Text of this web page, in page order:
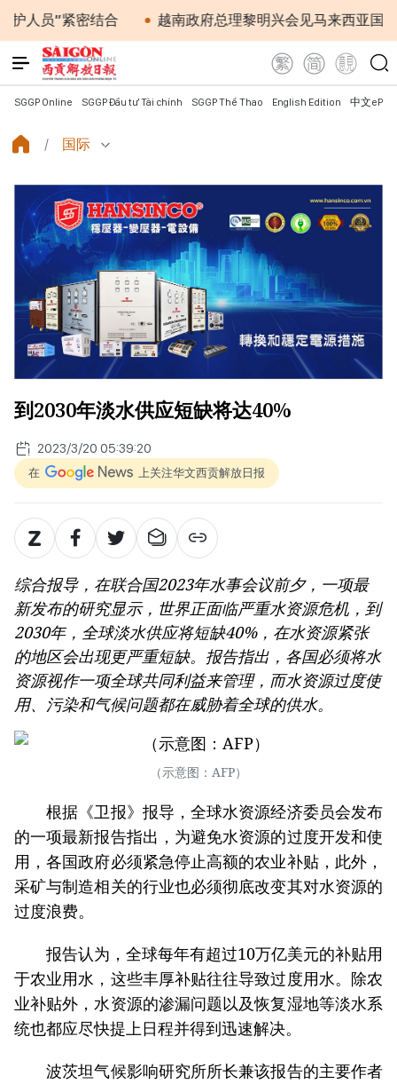
紧密结合 越南政府总理黎明兴会见马来西亚国防部长
SGGP Online SGGP Đầu tư Tài chính SGGP Thể Thao English Edition 中文
国际
到2030年淡水供应短缺将达40%
2023/3/20 05:39:20
在 上关注华文西贡解放日报
综合报导，在联合国2023年水事会议前夕，一项最
新发布的研究显示，世界正面临严重水资源危机，到
2030年，全球淡水供应将短缺40%，在水资源紧张
的地区会出现更严重短缺。报告指出，各国必须将水
资源视作一项全球共同利益来管理，而水资源过度使
用、污染和气候问题都在威胁着全球的供水。
（示意图：AFP）
根据《卫报》报导，全球水资源经济委员会发布
的一项最新报告指出，为避免水资源的过度开发和使
用，各国政府必须紧急停止高额的农业补贴，此外，
采矿与制造相关的行业也必须彻底改变其对水资源的
过度浪费。
报告认为，全球每年有超过10万亿美元的补贴用
于农业用水，这些丰厚补贴往往导致过度用水。除农
业补贴外，水资源的渗漏问题以及恢复湿地等淡水系
统也都应尽快提上日程并得到迅速解决。
波茨坦气候影响研究所所长兼该报告的主要作者